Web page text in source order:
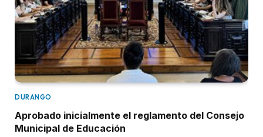
DURANGO
Aprobado inicialmente el reglamento del Consejo
Municipal de Educación